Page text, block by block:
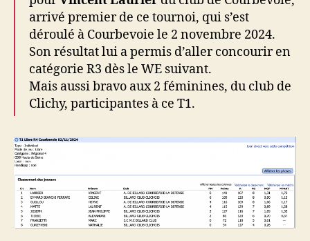
arrivé premier de ce tournoi, qui s’est
déroulé à Courbevoie le 2 novembre 2024.
Son résultat lui a permis d’aller concourir en
catégorie R3 dès le WE suivant.
Mais aussi bravo aux 2 féminines, du club de
Clichy, participantes à ce T1.